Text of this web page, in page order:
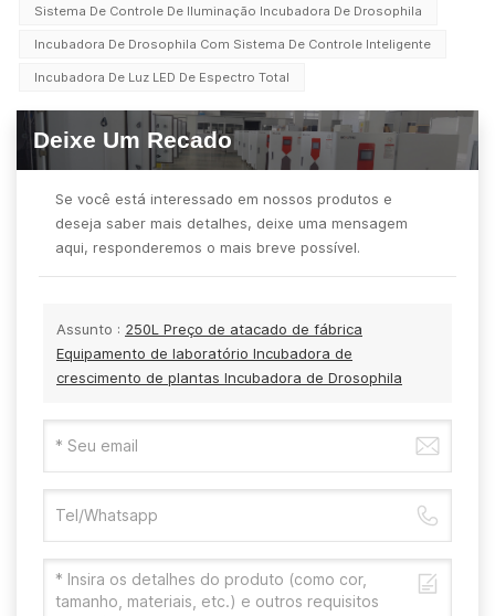
Sistema De Controle De Iluminação Incubadora De Drosophila
Incubadora De Drosophila Com Sistema De Controle Inteligente
Incubadora De Luz LED De Espectro Total
Deixe Um Recado
Se você está interessado em nossos produtos e
deseja saber mais detalhes, deixe uma mensagem
aqui, responderemos o mais breve possível.
Assunto : 250L Preço de atacado de fábrica
Equipamento de laboratório Incubadora de
crescimento de plantas Incubadora de Drosophila